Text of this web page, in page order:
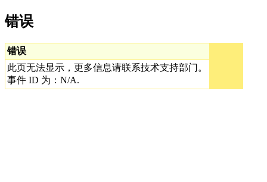
错误
错误
此页无法显示，更多信息请联系技术支持部门。
事件 ID 为：N/A.